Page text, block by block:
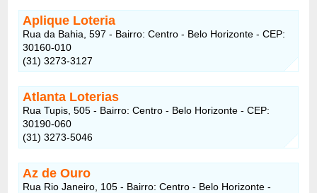
Aplique Loteria
Rua da Bahia, 597 - Bairro: Centro - Belo Horizonte - CEP:
30160-010
(31) 3273-3127
Atlanta Loterias
Rua Tupis, 505 - Bairro: Centro - Belo Horizonte - CEP:
30190-060
(31) 3273-5046
Az de Ouro
Rua Rio Janeiro, 105 - Bairro: Centro - Belo Horizonte -